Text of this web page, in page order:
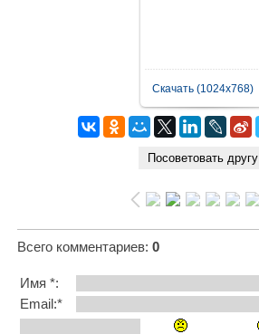
Скачать (1024x768)
Всего комментариев: 0
Имя *:
Email:*